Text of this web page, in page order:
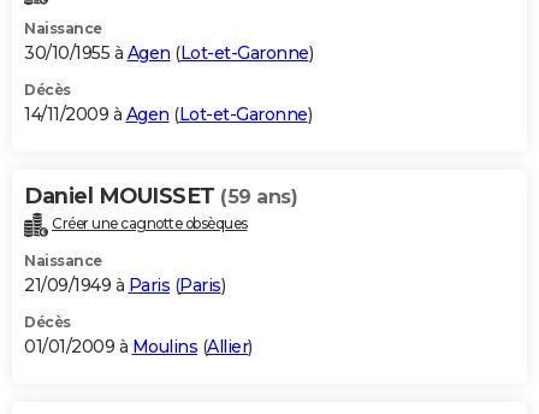
Naissance
30/10/1955 à Agen (Lot-et-Garonne)
Décès
14/11/2009 à Agen (Lot-et-Garonne)
Daniel MOUISSET (59 ans)
Créer une cagnotte obsèques
Naissance
21/09/1949 à Paris (Paris)
Décès
01/01/2009 à Moulins (Allier)